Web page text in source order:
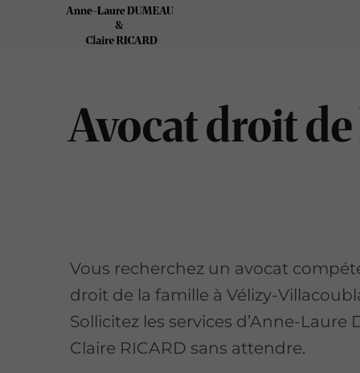
Avocat droit
Vous recherchez un avocat
droit de la famille à Vélizy-
Sollicitez les services d’Anne-Laure
Claire RICARD sans attendre.